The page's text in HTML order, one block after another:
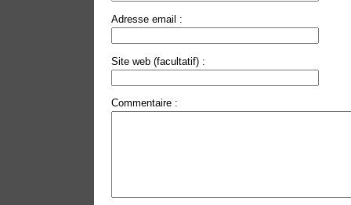
Adresse email :
Site web (facultatif) :
Commentaire :